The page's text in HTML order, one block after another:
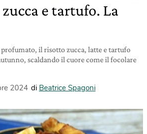
e tartufo. La
il risotto zucca, latte e tartufo
scaldando il cuore come il focolare
2024 di Beatrice Spagoni